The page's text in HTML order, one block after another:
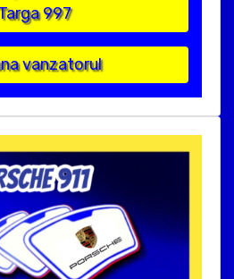
997
vanzatorul